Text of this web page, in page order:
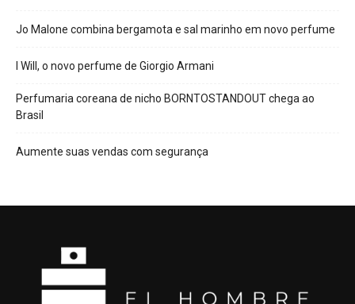
Jo Malone combina bergamota e sal marinho em novo perfume
I Will, o novo perfume de Giorgio Armani
Perfumaria coreana de nicho BORNTOSTANDOUT chega ao
Brasil
Aumente suas vendas com segurança